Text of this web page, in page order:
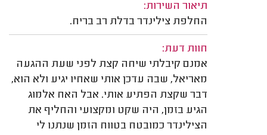
תיאור השירות:
החלפת צילינדר בדלת רב בריח.
חוות דעת:
אמנם קיבלתי שיחה קצת לפני שעת ההגעה
מאריאל, שבה עדכן אותי שאחיו יגיע ולא הוא,
דבר שקצת הפתיע אותי. אבל האח אלמוג
הגיע בזמן, היה שקט ומקצועי והחליף את
הצילינדר כמובטח בטווח הזמן שנתנו לי